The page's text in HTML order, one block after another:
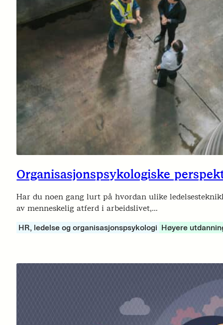
Organisasjonspsykologiske
Har du noen gang lurt på hvordan ulike
av menneskelig atferd i arbeidslivet,…
HR, ledelse og organisasjonspsykologi Høyere